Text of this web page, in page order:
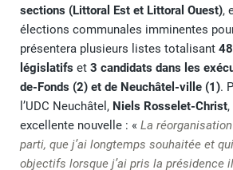
sections (Littoral Est et Littoral Ouest),
élections communales imminentes
présentera plusieurs listes totalisant
législatifs et 3 candidats dans les
de-Fonds (2) et de Neuchâtel-ville (1).
l’UDC Neuchâtel, Niels Rosselet-Christ
excellente nouvelle : « La
parti, que j’ai longtemps souhaitée et
objectifs lorsque j’ai pris la présidence